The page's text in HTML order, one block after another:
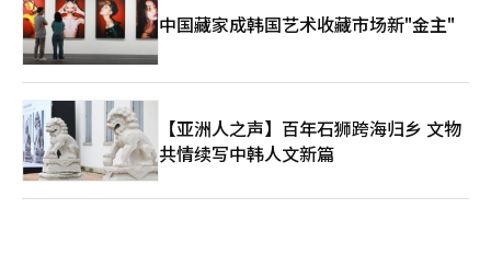
中国藏家成韩国艺术收藏市场新"金主"
【亚洲人之声】百年石狮跨海归乡 文物
共情续写中韩人文新篇